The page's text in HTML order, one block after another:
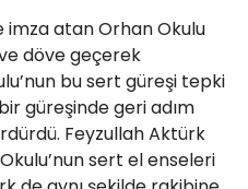
atan Orhan Okulu
döve geçerek
bu sert güreşi tepki
güreşinde geri adım
Feyzullah Aktürk
sert el enseleri